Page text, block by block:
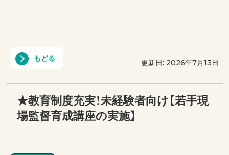
もどる 更新日: 2026年7月13日
★教育制度充実！未経験者向け【若手現
場監督育成講座の実施】